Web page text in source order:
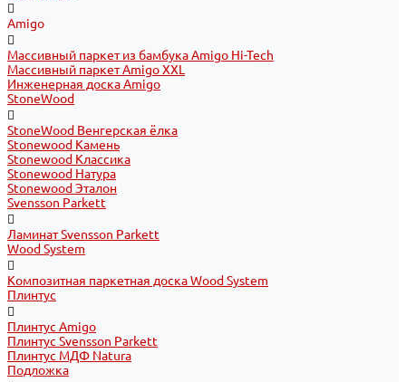
Amigo
Массивный паркет из бамбука Amigo Hi-Tech
Массивный паркет Amigo XXL
Инженерная доска Amigo
StoneWood
StoneWood Венгерская ёлка
Stonewood Камень
Stonewood Классика
Stonewood Натура
Stonewood Эталон
Svensson Parkett
Ламинат Svensson Parkett
Wood System
Композитная паркетная доска Wood System
Плинтус
Плинтус Amigo
Плинтус Svensson Parkett
Плинтус МДФ Natura
Подложка